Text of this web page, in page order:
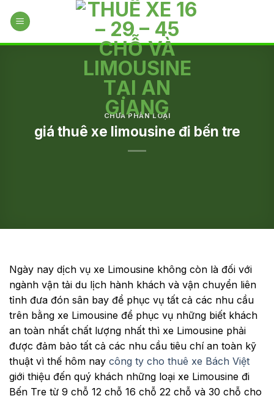
CHƯA PHÂN LOẠI
giá thuê xe limousine đi bến tre
Ngày nay dịch vụ xe Limousine không còn là đối với
ngành vận tải du lịch hành khách và vận chuyển liên
tỉnh đưa đón sân bay để phục vụ tất cả các nhu cầu
trên bằng xe Limousine để phục vụ những biết khách
an toàn nhất chất lượng nhất thì xe Limousine phải
được đảm bảo tất cả các nhu cầu tiêu chí an toàn kỹ
thuật vì thế hôm nay công ty cho thuê xe Bách Việt
giới thiệu đến quý khách những loại xe Limousine đi
Bến Tre từ 9 chỗ 12 chỗ 16 chỗ 22 chỗ và 30 chỗ cho